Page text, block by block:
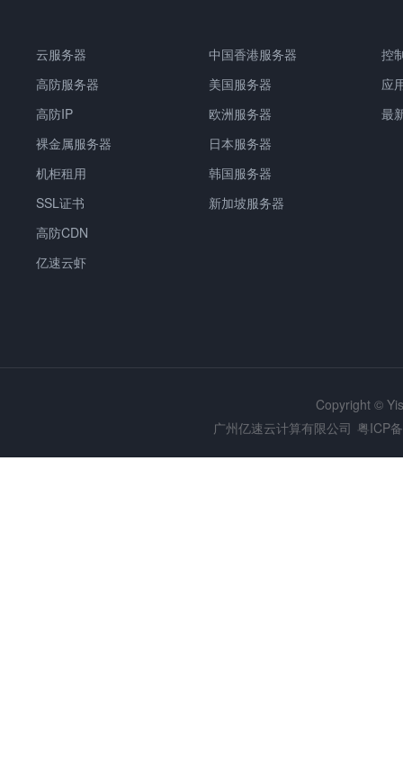
云服务器
高防服务器
高防IP
裸金属服务器
机柜租用
SSL证书
高防CDN
亿速云虾
中国香港服务器
美国服务器
欧洲服务器
日本服务器
韩国服务器
新加坡服务器
控
应
最
Copyright ©
广州亿速云计算有限公司 粤ICP